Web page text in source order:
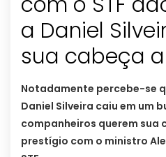
a Daniel
sua cabeça a
Notadamente percebe-se
Daniel Silveira caiu em um
companheiros querem sua
prestígio com o ministro